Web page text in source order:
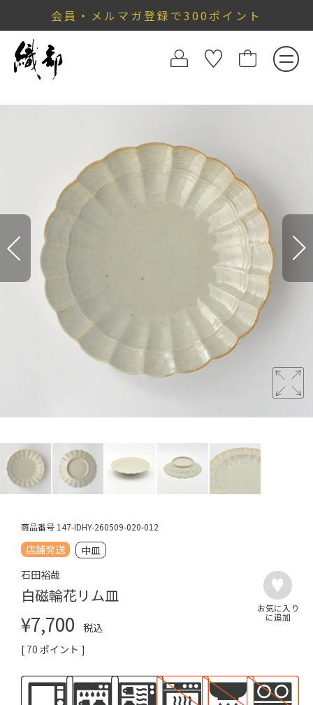
会員・メルマガ登録で300ポイント
商品番号 147-IDHY-260509-020-012
店舗発送
中皿
石田裕哉
白磁輪花リム皿
¥7,700
税込
[ 70 ポイント ]